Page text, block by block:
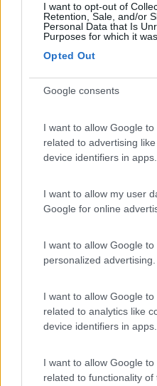
I want to opt-out of
Retention, Sale, and/or
Personal Data that Is
Purposes for which it
Opted Out
Google consents
I want to allow Google
related to advertising
device identifiers in apps.
I want to allow my user
Google for online
I want to allow Google to
personalized advertising.
I want to allow Google
related to analytics like
device identifiers in apps.
I want to allow Google
related to functionality of
Al contrario se importi un
non l’hai pagata in Germania
Saluti Massimo
4706
Inserito il24/02/2019 alle:
Relativamente alla Patente C
magari perdendo 1 pax.
Per cui se ti interessa informati.
Saluti Massimo
Inserito il24/02/2019 alle:
Relativamente alla Patente C